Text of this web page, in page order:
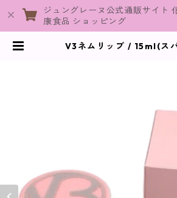
ジュングレーヌ公式通販サイト
康食品 ショッピング
V3ネムリップ / 15ml(ス